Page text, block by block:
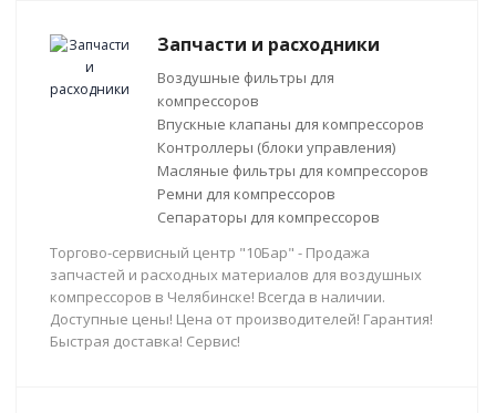
Запчасти и расходники
Воздушные фильтры для
компрессоров
Впускные клапаны для компрессоров
Контроллеры (блоки управления)
Масляные фильтры для компрессоров
Ремни для компрессоров
Сепараторы для компрессоров
Торгово-сервисный центр "10Бар" - Продажа
запчастей и расходных материалов для воздушных
компрессоров в Челябинске! Всегда в наличии.
Доступные цены! Цена от производителей! Гарантия!
Быстрая доставка! Сервис!